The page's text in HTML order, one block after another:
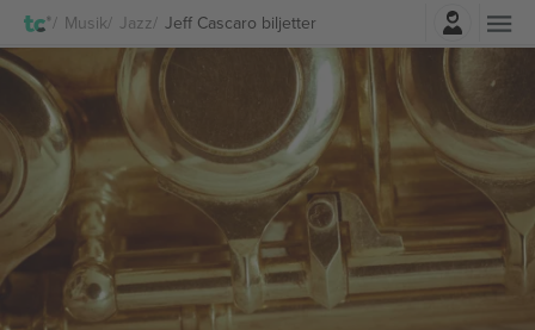
Musik Jazz Jeff Cascaro biljetterLogga in